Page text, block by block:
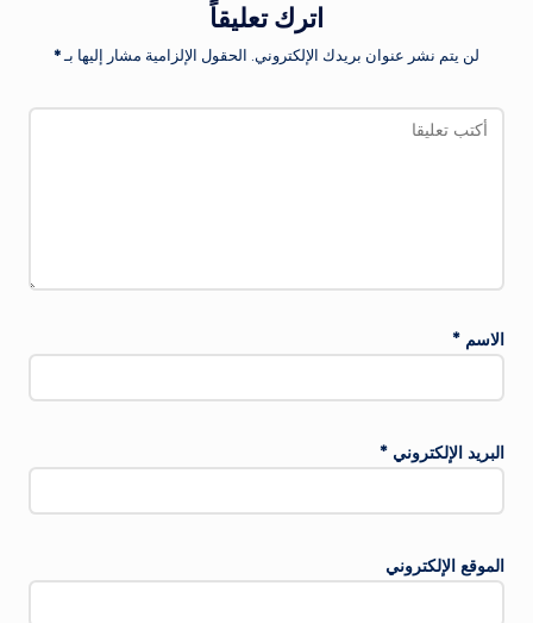
اترك تعليقاً
لن يتم نشر عنوان بريدك الإلكتروني. الحقول الإلزامية مشار إليها بـ*
الاسم *
البريد الإلكتروني *
الموقع الإلكتروني